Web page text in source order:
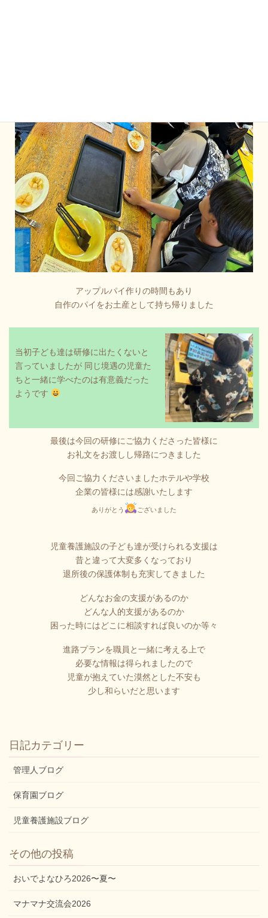
アップルパイ作りの時間もあり
自作のパイをお土産として持ち帰りました
当初子ども達は研修に出たくないと
言っていましたが 同じ境遇の児童た
ちと一緒に学べたのは有意義だった
ようです
最後は今回の研修にご協力くださった皆様に
お礼文をお渡しし帰路につきました
今回ご協力くださいましたホテルや学校
企業の皆様には感謝いたします
ありがとう ございました
児童養護施設の子ども達が受けられる支援は
昔と違って大変多くなっており
退所後の保護体制も充実してきました
どんなお金の支援があるのか
どんな人的支援があるのか
困った時にはどこに相談すれば良いのか等々
進路プランを職員と一緒に考える上で
必要な情報は得られましたので
児童が抱えていた漠然とした不安も
少し和らいだと思います
日記カテゴリー
管理人ブログ
保育園ブログ
児童養護施設ブログ
その他の投稿
おいでよなひろ2026〜夏〜
マナマナ交流会2026